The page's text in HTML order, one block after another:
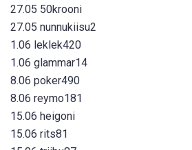
27.05 50krooni
27.05 nunnukiisu2
1.06 leklek420
1.06 glammar14
8.06 poker490
8.06 reymo181
15.06 heigoni
15.06 rits81